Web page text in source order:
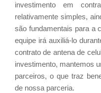
investimento em
relativamente simples,
são fundamentais para a
equipe irá auxiliá-lo
contrato de antena de
investimento, mantemos
parceiros, o que traz
de nossa parceria.